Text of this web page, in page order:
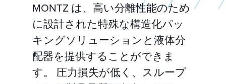
MONTZ は、高い分離性能のため
に設計された特殊な構造化パッ
キングソリューションと液体分
配器を提供することができま
す。 圧力損失が低く、スループ